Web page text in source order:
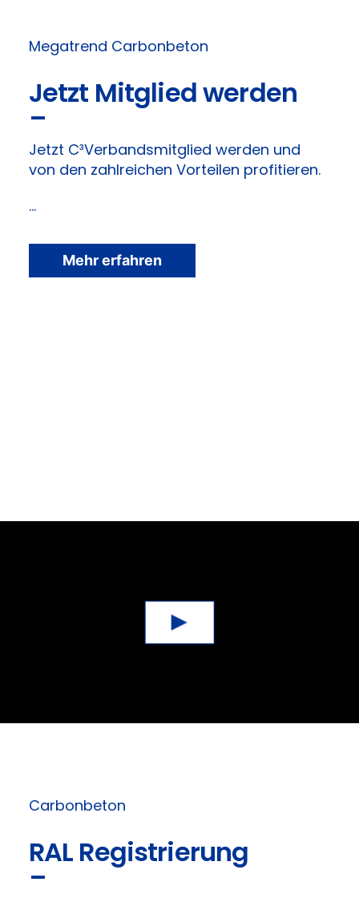
Megatrend Carbonbeton
Jetzt Mitglied werden
–
Jetzt C³Verbandsmitglied werden und
von den zahlreichen Vorteilen profitieren.
…
Mehr erfahren
Carbonbeton
RAL Registrierung
–